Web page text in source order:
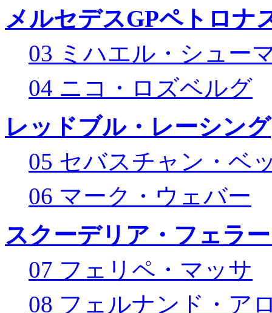
メルセデスGPペトロナ
03 ミハエル・シュー
04 ニコ・ロズベルグ
レッドブル・レーシング
05 セバスチャン・ベ
06 マーク・ウェバー
スクーデリア・フェラ
07 フェリペ・マッサ
08 フェルナンド・ア